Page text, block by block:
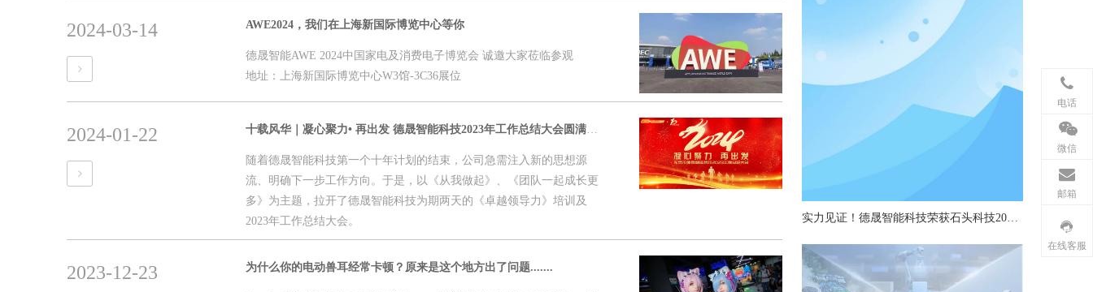
2024-03-14 AWE2024，我们在上海新国际博览中心等你
德晟智能AWE 2024中国家电及消费电子博览会 诚邀大家莅临参观
地址：上海新国际博览中心W3馆-3C36展位
2024-01-22 十载风华｜凝心聚力• 再出发 德晟智能科技2023年工作总结大会圆满结束
随着德晟智能科技第一个十年计划的结束，公司急需注入新的思想源
流、明确下一步工作方向。于是，以《从我做起》、《团队一起成长更
多》为主题，拉开了德晟智能科技为期两天的《卓越领导力》培训及
2023年工作总结大会。
2023-12-23 为什么你的电动兽耳经常卡顿？原来是这个地方出了问题.......
电话
微信
邮箱
在线客服